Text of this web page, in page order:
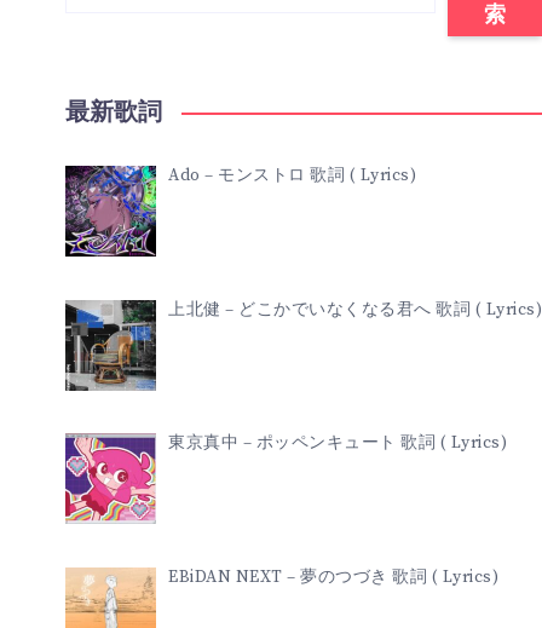
索
最新歌詞
Ado – モンストロ 歌詞 ( Lyrics)
上北健 – どこかでいなくなる君へ 歌詞 ( Lyrics)
東京真中 – ポッペンキュート 歌詞 ( Lyrics)
EBiDAN NEXT – 夢のつづき 歌詞 ( Lyrics)